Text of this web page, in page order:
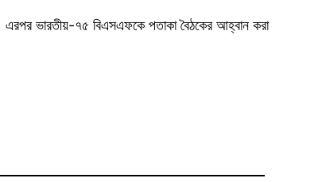
এরপর ভারতীয়-৭৫ বিএসএফকে পতাকা বৈঠকের আহ্বান করা